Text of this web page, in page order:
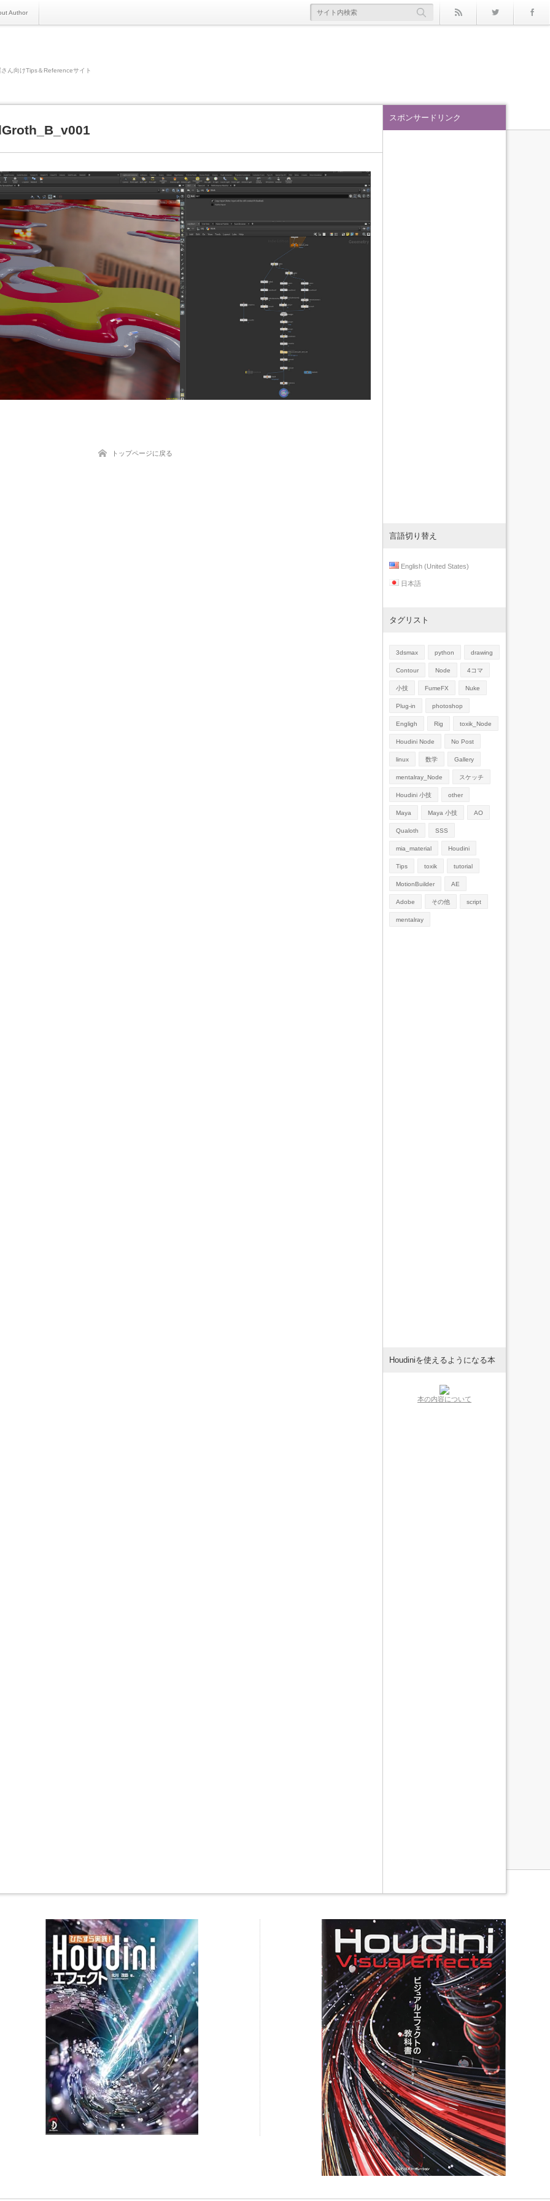
Author
ん向けTips＆Referenceサイト
トップページに戻る
スポンサードリンク
言語切り替え
English (United States)
日本語
タグリスト
3dsmax python drawing
Contour Node 4コマ
小技 FumeFX Nuke
Plug-in photoshop
Engligh Rig toxik_Node
Houdini Node No Post
linux 数学 Gallery
mentalray_Node スケッチ
Houdini 小技 other
Maya Maya 小技 AO
Qualoth SSS
mia_material Houdini
Tips toxik tutorial
MotionBuilder AE
Adobe その他 script
mentalray
Houdiniを使えるようになる本
本の内容について